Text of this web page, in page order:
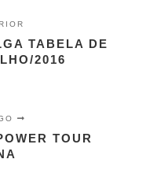
TABELA DE
2016
TOUR